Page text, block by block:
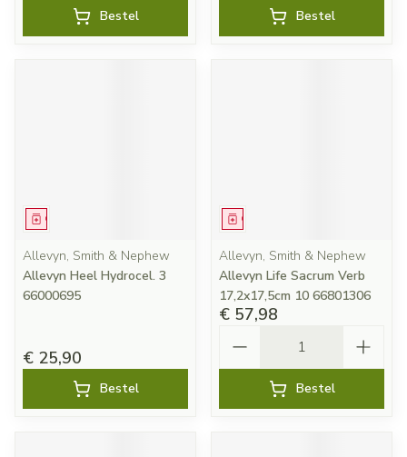
Bestel Bestel
Geneesmiddel
Allevyn, Smith & Nephew
Allevyn Heel Hydrocel. 3
66000695
€ 25,90
Bestel
Geneesmiddel
Allevyn, Smith & Nephew
Allevyn Life Sacrum Verb
17,2x17,5cm 10 66801306
€ 57,98
Bestel